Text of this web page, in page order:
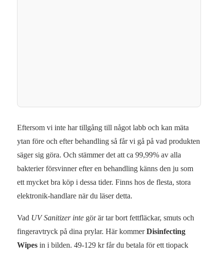
Eftersom vi inte har tillgång till något labb och kan mäta
ytan före och efter behandling så får vi gå på vad produkten
säger sig göra. Och stämmer det att ca 99,99% av alla
bakterier försvinner efter en behandling känns den ju som
ett mycket bra köp i dessa tider. Finns hos de flesta, stora
elektronik-handlare när du läser detta.
Vad UV Sanitizer inte gör är tar bort fettfläckar, smuts och
fingeravtryck på dina prylar. Här kommerDisinfecting
Wipes in i bilden. 49-129 kr får du betala för ett tiopack